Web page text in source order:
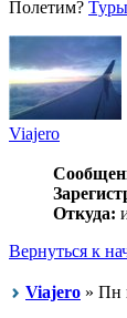
Полетим?
Viajero
Откуда:
Вернуться к
Viajero » Пн